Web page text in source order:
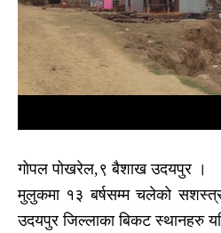
गोपल पोखरेल,९ बैशाख उदयपुर ।
मुलुकमा १३ बर्षसम्म चलेको सशस्त्र
उदयपुर जिल्लाका बिकट स्थानहरु